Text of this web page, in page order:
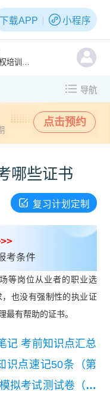
下载APP 小程序
机构
导航
点击预约
哪些证书
复习计划定制
等岗位从业者的职业选
也没有强制性的执业证
最有帮助的证书。
记 考前知识点汇总
识点速记50条（第
模拟考试测试卷（第